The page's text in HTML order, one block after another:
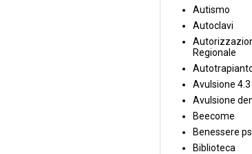
Autismo
Autoclavi
Regionale
Avulsione 4.3
Avulsione
Beecome
Benessere
Biblioteca